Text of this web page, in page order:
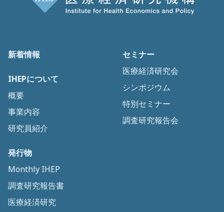
新着情報
IHEPについて
概要
事業内容
研究員紹介
セミナー
医療経済研究会
シンポジウム
特別セミナー
調査研究報告会
発行物
Monthly IHEP
調査研究報告書
医療経済研究